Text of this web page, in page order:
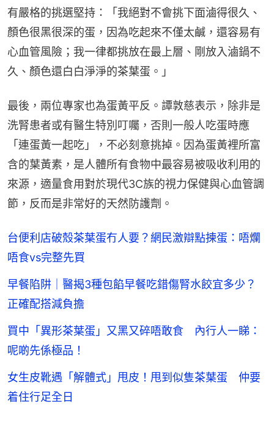
有嚴格的挑選堅持：「我絕對不會挑下面滷得很久、
顏色很黑很深的蛋，因為吃起來不僅太鹹，還容易有
心血管風險；我一律都挑放在最上層、剛放入滷鍋不
久、顏色還白白淨淨的茶葉蛋。」
最後，兩位專家也為蛋黃平反。譚敦慈表示，除非是
洗腎患者或有醫生特別叮囑，否則一般人吃蛋時應
「連蛋黃一起吃」，不必刻意挑掉。因為蛋黃裡所富
含的葉黃素，是人體所有食物中最容易被吸收利用的
來源，適量食用對於現代3C族的視力保健與心血管調
節，反而是非常好的天然防護劑。
台便利店破殼茶葉蛋冇人要？網民激辯點揀蛋：唔爛
唔食vs完整先買
早餐陷阱｜醫揭3種包餡早餐吃錯傷腎水餃宜多少？
正確配搭減負擔
買中「異形茶葉蛋」又黑又碎唔敢食 內行人一睇：
呢啲先係極品！
女生皮靴遇「解體式」甩皮！甩到似隻茶葉蛋 仲要
着住行足全日